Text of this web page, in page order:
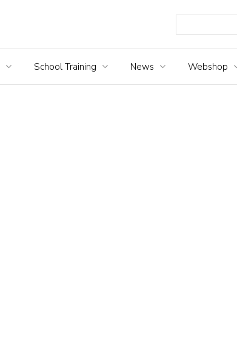
School Training News Webshop